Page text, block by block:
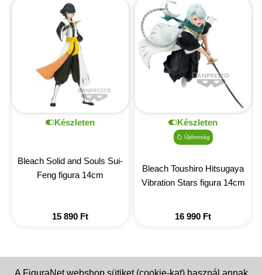
Készleten
Bleach Solid and Souls Sui-
Feng figura 14cm
15 890 Ft
Készleten
Újdonság
Bleach Toushiro Hitsugaya
Vibration Stars figura 14cm
16 990 Ft
A FiguraNet webshop sütiket (cookie-kat) használ annak